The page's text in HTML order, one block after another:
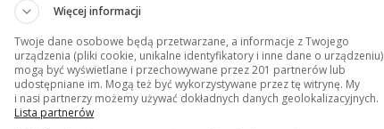
Więcej informacji
Twoje dane osobowe będą przetwarzane, a informacje z Twojego
urządzenia (pliki cookie, unikalne identyfikatory i inne dane o urządzeniu)
mogą być wyświetlane i przechowywane przez 201 partnerów lub
udostępniane im. Mogą też być wykorzystywane przez tę witrynę. My
i nasi partnerzy możemy używać dokładnych danych geolokalizacyjnych.
Lista partnerów